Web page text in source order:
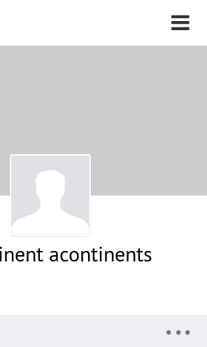
acontinents